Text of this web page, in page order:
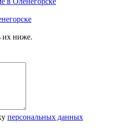
их ниже.
персональных данных